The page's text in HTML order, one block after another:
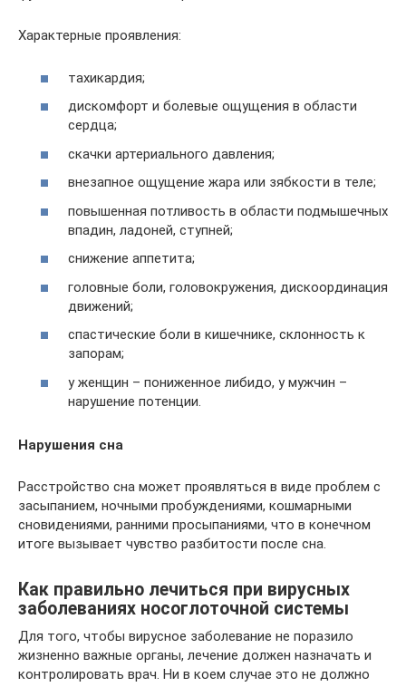
Характерные проявления:
тахикардия;
дискомфорт и болевые ощущения в области
сердца;
скачки артериального давления;
внезапное ощущение жара или зябкости в теле;
повышенная потливость в области подмышечных
впадин, ладоней, ступней;
снижение аппетита;
головные боли, головокружения, дискоординация
движений;
спастические боли в кишечнике, склонность к
запорам;
у женщин – пониженное либидо, у мужчин –
нарушение потенции.
Нарушения сна
Расстройство сна может проявляться в виде проблем с
засыпанием, ночными пробуждениями, кошмарными
сновидениями, ранними просыпаниями, что в конечном
итоге вызывает чувство разбитости после сна.
Как правильно лечиться при вирусных
заболеваниях носоглоточной системы
Для того, чтобы вирусное заболевание не поразило
жизненно важные органы, лечение должен назначать и
контролировать врач. Ни в коем случае это не должно